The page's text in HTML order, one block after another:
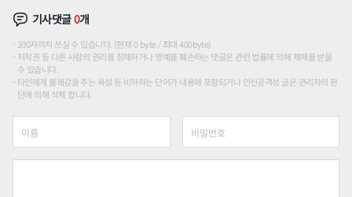
기사댓글0개
200자까지 쓰실 수 있습니다. (현재 0 byte / 최대 400byte)
저작권 등 다른 사람의 권리를 침해하거나 명예를 훼손하는 댓글은 관련 법률에 의해 제재를 받을
수 있습니다.
타인에게 불쾌감을 주는 욕설 등 비하하는 단어가 내용에 포함되거나 인신공격성 글은 관리자의 판
단에 의해 삭제 합니다.